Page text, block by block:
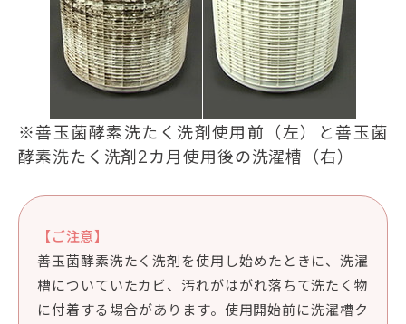
※善玉菌酵素洗たく洗剤使用前（左）と善玉菌
酵素洗たく洗剤2カ月使用後の洗濯槽（右）
【ご注意】
善玉菌酵素洗たく洗剤を使用し始めたときに、洗濯
槽についていたカビ、汚れがはがれ落ちて洗たく物
に付着する場合があります。使用開始前に洗濯槽ク